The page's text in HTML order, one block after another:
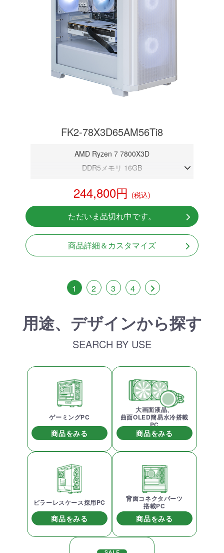
FK2-78X3D65AM56Ti8
AMD Ryzen 7 7800X3D
DDR5メモリ 16GB
NVMeSSD 1TB
Windows11 Home 64bit
244,800円 (税込)
ただいま品切れ中です。
商品詳細＆カスタマイズ
1 2 3 4
用途、デザインから探す
SEARCH BY USE
ゲーミングPC
商品をみる
大画面液晶、
曲面OLED簡易水冷搭載
PC
商品をみる
ピラーレスケース採用PC
商品をみる
背面コネクタパーツ
搭載PC
商品をみる